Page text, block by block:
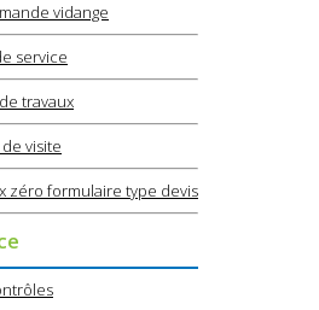
vidange
service
travaux
visite
zéro formulaire type devis